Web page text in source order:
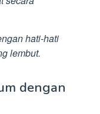
hati-hati
lembut.
dengan